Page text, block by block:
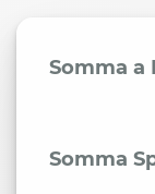
Somma a
Somma